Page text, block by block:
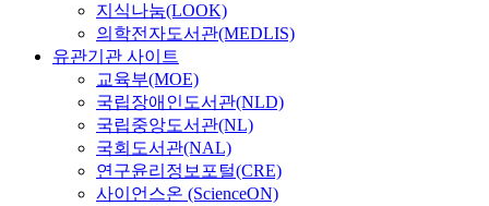
지식나눔(LOOK)
의학전자도서관(MEDLIS)
유관기관 사이트
교육부(MOE)
국립장애인도서관(NLD)
국립중앙도서관(NL)
국회도서관(NAL)
연구윤리정보포털(CRE)
사이언스온 (ScienceON)